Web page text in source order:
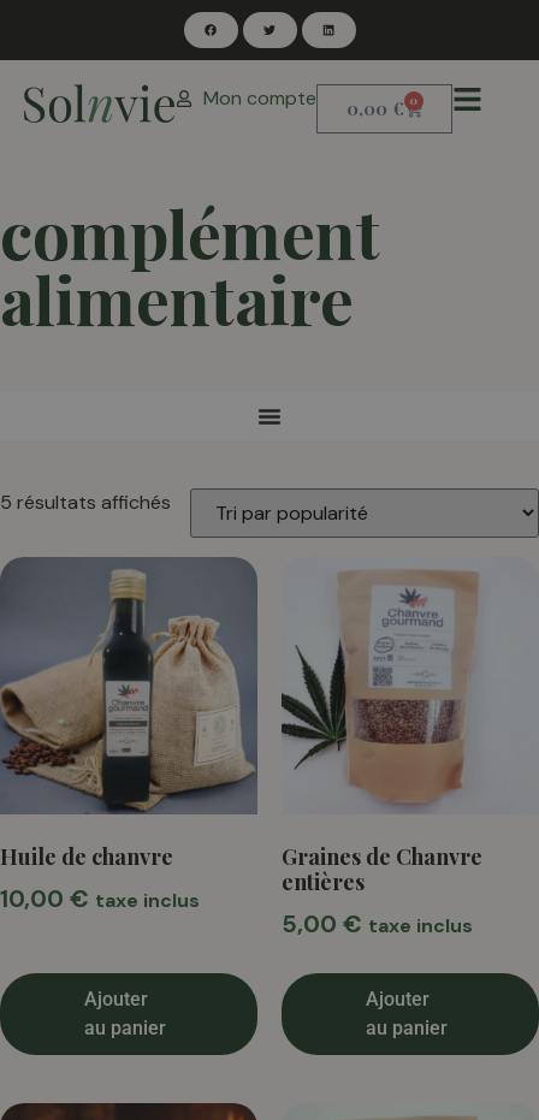
Mon compte 0,00 € 0
complément
alimentaire
5 résultats affichés
Huile de chanvre
10,00 € taxe inclus
Ajouter
au panier
Graines de Chanvre
entières
5,00 € taxe inclus
Ajouter
au panier